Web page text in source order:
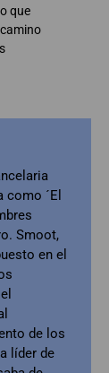
que
´El
Smoot,
en el
de los
líder de